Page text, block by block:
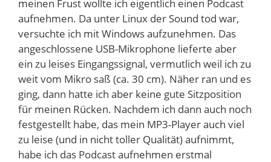
meinen Frust wollte ich eigentlich einen Podcast
aufnehmen. Da unter Linux der Sound tod war,
versuchte ich mit Windows aufzunehmen. Das
angeschlossene USB-Mikrophone lieferte aber
ein zu leises Eingangssignal, vermutlich weil ich zu
weit vom Mikro saß (ca. 30 cm). Näher ran und es
ging, dann hatte ich aber keine gute Sitzposition
für meinen Rücken. Nachdem ich dann auch noch
festgestellt habe, das mein MP3-Player auch viel
zu leise (und in nicht toller Qualität) aufnimmt,
habe ich das Podcast aufnehmen erstmal